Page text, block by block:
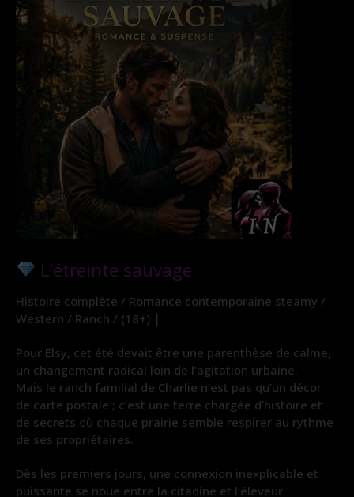
L’étreinte sauvage
Histoire complète / Romance contemporaine steamy /
Western / Ranch / (18+) |
Pour Elsy, cet été devait être une parenthèse de calme,
un changement radical loin de l’agitation urbaine.
Mais le ranch familial de Charlie n’est pas qu’un décor
de carte postale ; c’est une terre chargée d’histoire et
de secrets où chaque prairie semble respirer au rythme
de ses propriétaires.
Dès les premiers jours, une connexion inexplicable et
puissante se noue entre la citadine et l’éleveur.